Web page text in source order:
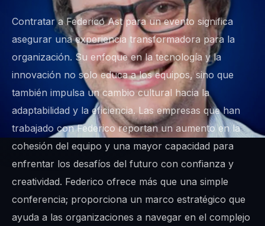
Contratar a Federico Ast para un evento significa
asegurar una experiencia transformadora para la
organización. Su enfoque en la tecnología y la
innovación no solo educa a los equipos, sino que
también impulsa un cambio cultural hacia la
adaptabilidad y la eficiencia. Las empresas que han
trabajado con Federico reportan un aumento en la
cohesión del equipo y una mayor capacidad para
enfrentar los desafíos del futuro con confianza y
creatividad. Federico ofrece más que una simple
conferencia; proporciona un marco estratégico que
ayuda a las organizaciones a navegar en el complejo